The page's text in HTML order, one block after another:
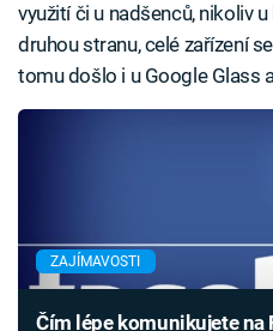
využití či u nadšenců, nikoliv
druhou stranu, celé zařízení
tomu došlo i u Google Glass
ZAJÍMAVOSTI
Čím lépe komunikujete na